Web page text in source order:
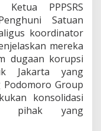
PPPSRS
Satuan
koordinator
mereka
dugaan korupsi
Jakarta yang
Group
konsolidasi
pihak yang